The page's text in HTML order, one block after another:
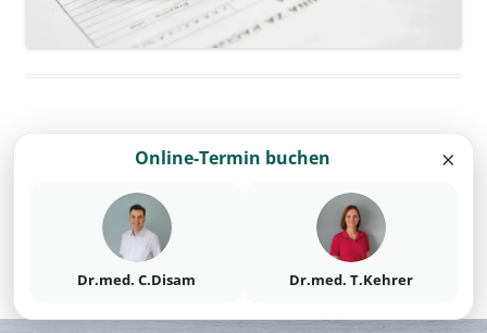
Schreibe einen Kommentar
angemeldet sein, um einen Kommentar
abzugeben.
Datenschutz Stolz präsentiert von WordPress
×
Online-Termin buchen
Dr.med. C.Disam Dr.med. T.Kehrer